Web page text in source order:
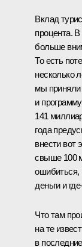
Вклад
процента. В
больше
То есть
несколько
мы приняли
и
141
года
внести вот
свыше 100
ошибиться,
деньги и
Что там
на те
в